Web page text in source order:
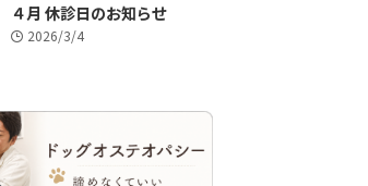
４月 休診日のお知らせ
2026/3/4